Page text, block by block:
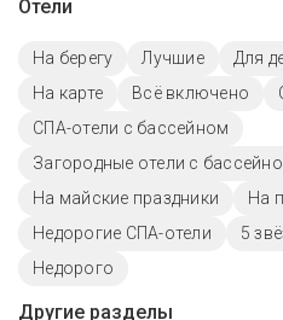
Отели
На берегу Лучшие Для
На карте
Всё включено
СПА-отели с бассейном
Загородные отели с
На майские праздники
На
Недорогие СПА-отели
5
Недорого
Другие разделы